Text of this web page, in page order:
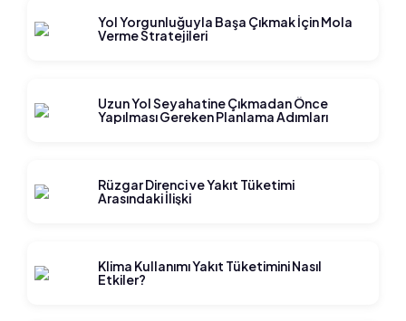
Yol Yorgunluğuyla Başa Çıkmak İçin Mola
Verme Stratejileri
Uzun Yol Seyahatine Çıkmadan Önce
Yapılması Gereken Planlama Adımları
Rüzgar Direnci ve Yakıt Tüketimi
Arasındaki İlişki
Klima Kullanımı Yakıt Tüketimini Nasıl
Etkiler?